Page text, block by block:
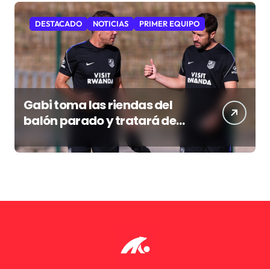
DESTACADO NOTICIAS PRIMER EQUIPO
Gabi toma las riendas del
balón parado y tratará de
resucitar una faceta que
Simeone desea recuperar